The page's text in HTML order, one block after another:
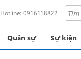
Hotline: 0916118822
Quân sự Sự kiện